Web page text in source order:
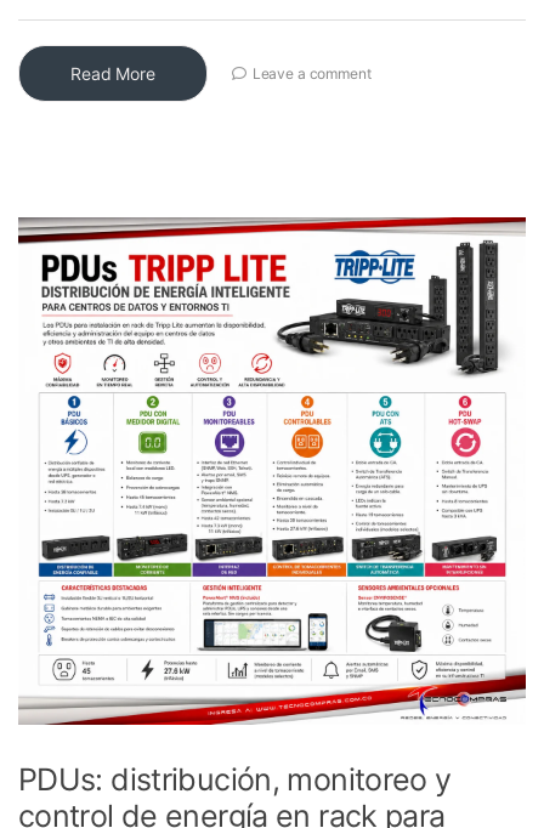
Read More Leave a comment
PDUs: distribución, monitoreo y
control de energía en rack para